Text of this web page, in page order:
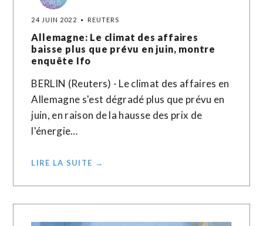
24 JUIN 2022 REUTERS
Allemagne: Le climat des affaires
baisse plus que prévu en juin, montre
enquête Ifo
BERLIN (Reuters) - Le climat des affaires en
Allemagne s'est dégradé plus que prévu en
juin, en raison de la hausse des prix de
l'énergie…
LIRE LA SUITE →